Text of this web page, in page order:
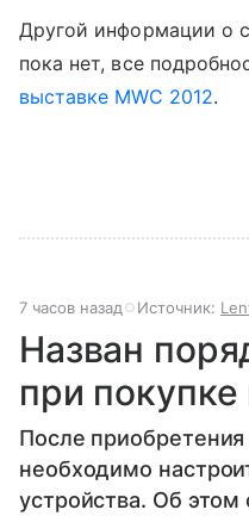
Другой информации о
пока нет, все
выставке MWC 2012.
7 часов назад Источник:
Назван
при покупке
После
необходимо
устройства. Об